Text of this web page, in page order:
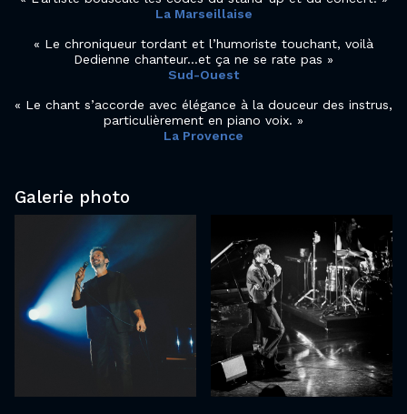
La Marseillaise
Le chroniqueur tordant et l’humoriste touchant, voilà
Dedienne chanteur…et ça ne se rate pas
Sud-Ouest
Le chant s’accorde avec élégance à la douceur des instrus,
particulièrement en piano voix.
La Provence
Galerie photo